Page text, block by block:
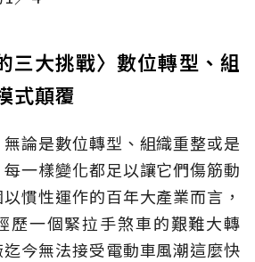
三大挑戰〉數位轉型、組
式顛覆
論是數位轉型、組織重整或是
一樣變化都足以讓它們傷筋動
慣性運作的百年大產業而言，
歷一個緊拉手煞車的艱難大轉
今無法接受電動車風潮這麼快